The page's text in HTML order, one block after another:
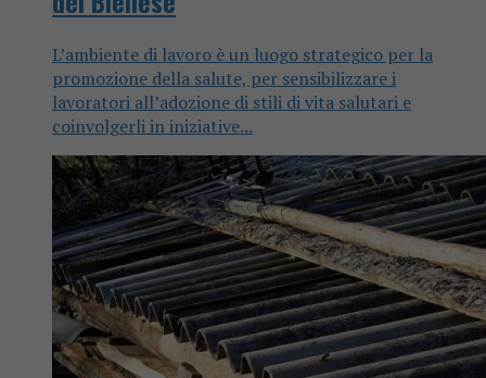
L’ambiente di lavoro è un luogo strategico per la
promozione della salute, per sensibilizzare i
lavoratori all’adozione di stili di vita salutari e
coinvolgerli in iniziative...